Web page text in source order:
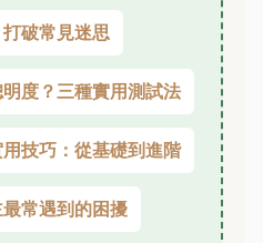
破常見迷思
度？三種實用測試法
技巧：從基礎到進階
常遇到的困擾